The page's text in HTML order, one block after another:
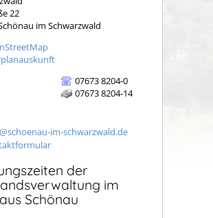
22
im Schwarzwald
07673 8204-0
07673 8204-14
im-schwarzwald.de
der
im
Schönau